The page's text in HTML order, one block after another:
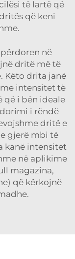
të lartë që
që keni
në
dritë më të
Këto drita janë
intensitet të
që i bën ideale
i rëndë
dritë e
gjerë mbi të
kanë intensitet
në aplikime
magazina,
që kërkojnë